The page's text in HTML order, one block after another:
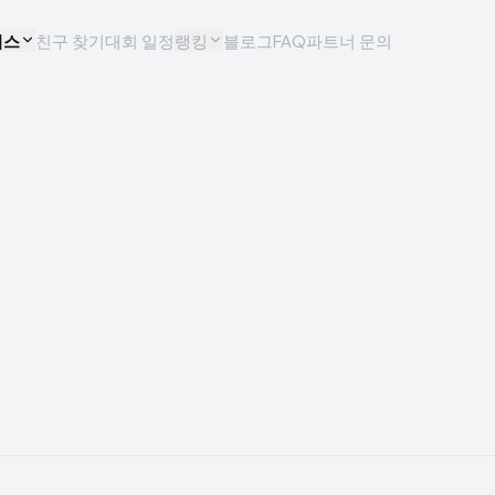
친구 찾기대회 일정랭킹 블로그FAQ파트너 문의